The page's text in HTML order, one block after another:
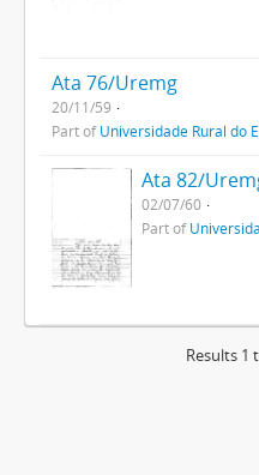
Ata 76/Uremg
20/11/59
Part ofUniversidade Rural do
Ata 82/
02/07/60
Part of
Results 1